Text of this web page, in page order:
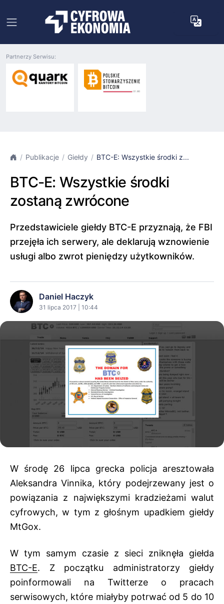
Partnerzy Serwisu:
Publikacje Giełdy BTC-E: Wszystkie środki z...
BTC-E: Wszystkie środki
zostaną zwrócone
Przedstawiciele giełdy BTC-E przyznają, że FBI
przejęła ich serwery, ale deklarują wznowienie
usługi albo zwrot pieniędzy użytkowników.
Daniel Haczyk
31 lipca 2017 | 10:44
W środę 26 lipca grecka policja aresztowała
Aleksandra Vinnika, który podejrzewany jest o
powiązania z największymi kradzieżami walut
cyfrowych, w tym z głośnym upadkiem giełdy
MtGox.
W tym samym czasie z sieci zniknęła giełda
BTC-E. Z początku administratorzy giełdy
poinformowali na Twitterze o pracach
serwisowych, które miałyby potrwać od 5 do 10